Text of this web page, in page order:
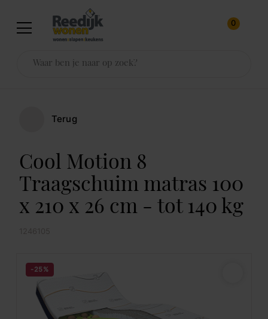
0
Terug
Cool Motion 8
Traagschuim matras 100
x 210 x 26 cm - tot 140 kg
-25%